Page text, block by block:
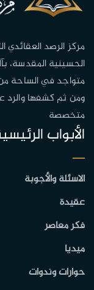
مركز الرصد العقائدي
الحسينية المقدسة،
متواجد في الساحة
ومن ثم كشفها والرد
متخصصة
الأبواب
الاسئلة والأجوبة
عقيدة
فكر معاصر
ميديا
حوارات وندوات